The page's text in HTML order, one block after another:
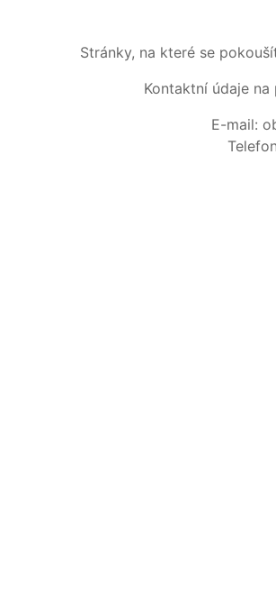
Stránky, na které se
Kontaktní údaje
E-mail: